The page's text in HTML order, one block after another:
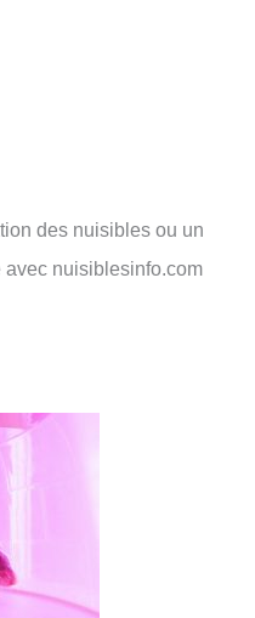
des nuisibles ou un
nuisiblesinfo.com